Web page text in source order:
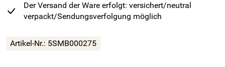
Der Versand der Ware erfolgt: versichert/neutral
verpackt/Sendungsverfolgung möglich
Artikel-Nr.: 5SMB000275